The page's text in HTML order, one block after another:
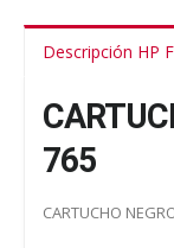
Descripción HP
765
CARTUCHO